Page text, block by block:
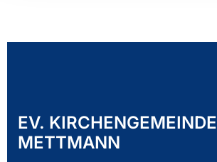
EV. KIRCHENGEMEINDE
METTMANN